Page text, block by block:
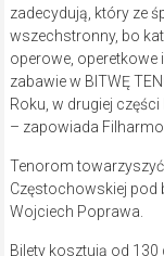
zadecydują, który ze
wszechstronny, bo
operowe, operetkowe
zabawie w BITWĘ
Roku, w drugiej
– zapowiada
Tenorom
Częstochowskiej pod
Wojciech Poprawa.
Bilety kosztują od 130